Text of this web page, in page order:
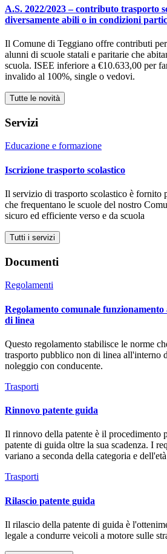
A.S. 2022/2023 – contributo trasporto
diversamente abili o in condizioni
Il Comune di Teggiano offre contributi
alunni di scuole statali e paritarie che
scuola. ISEE inferiore a €10.633,00 per
invalido al 100%, single o vedovi.
Tutte le novità
Servizi
Educazione e formazione
Iscrizione trasporto scolastico
Il servizio di trasporto scolastico è fornito
che frequentano le scuole del nostro
sicuro ed efficiente verso e da scuola
Tutti i servizi
Documenti
Regolamenti
Regolamento comunale
di linea
Questo regolamento stabilisce le norme
trasporto pubblico non di linea all'interno
noleggio con conducente.
Trasporti
Rinnovo patente guida
Il rinnovo della patente è il procedimento
patente di guida oltre la sua scadenza. I
variano a seconda della categoria e
Trasporti
Rilascio patente guida
Il rilascio della patente di guida è
legale a condurre veicoli a motore sulle